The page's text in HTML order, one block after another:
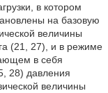
в котором
на базовую
величины
(21, 27), и в режиме
в себя
28) давления
величины